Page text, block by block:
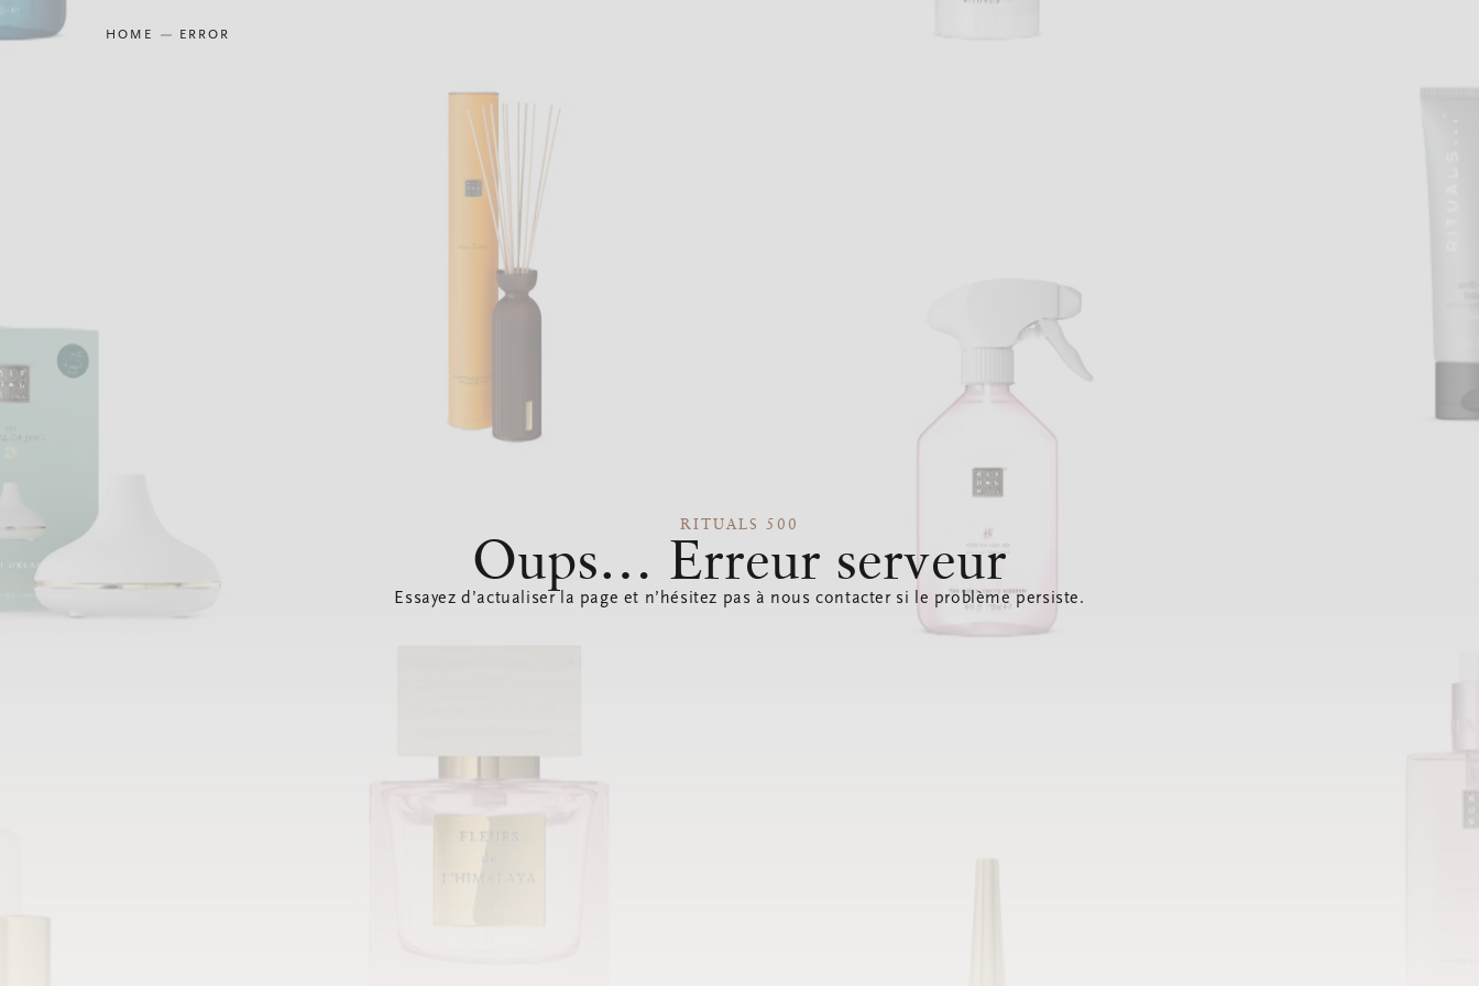
HOME ERROR
RITUALS 500
Oups… Erreur serveur
Essayez d’actualiser la page et n’hésitez pas à nous contacter si le problème persiste.